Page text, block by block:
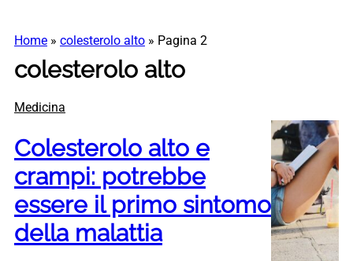
Home » colesterolo alto » Pagina 2
colesterolo alto
Medicina
Colesterolo alto e
crampi: potrebbe
essere il primo sintomo
della malattia